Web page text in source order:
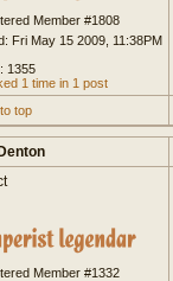
Member #1808
Fri May 15 2009, 11:38PM
1355
1 time in 1 post
top
Member #1332